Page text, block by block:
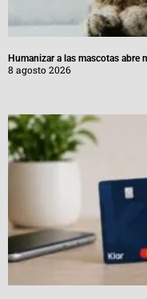
Humanizar a las mascotas abre
8 agosto 2026